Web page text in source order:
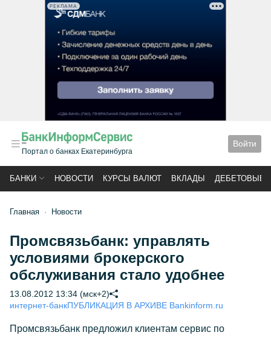
РЕКЛАМА
Портал о банках Екатеринбурга
Войти
БАНКИ НОВОСТИ КУРСЫ ВАЛЮТ ВКЛАДЫ ДЕБЕТОВЫЕ
Главная Новости
Промсвязьбанк: управлять
условиями брокерского
обслуживания стало удобнее
13.08.2012 13:34 (мск+2)
интернет-банкПУБЛИКАЦИЯ В АРХИВЕ Bankinform.ru
Промсвязьбанк предложил клиентам сервис по